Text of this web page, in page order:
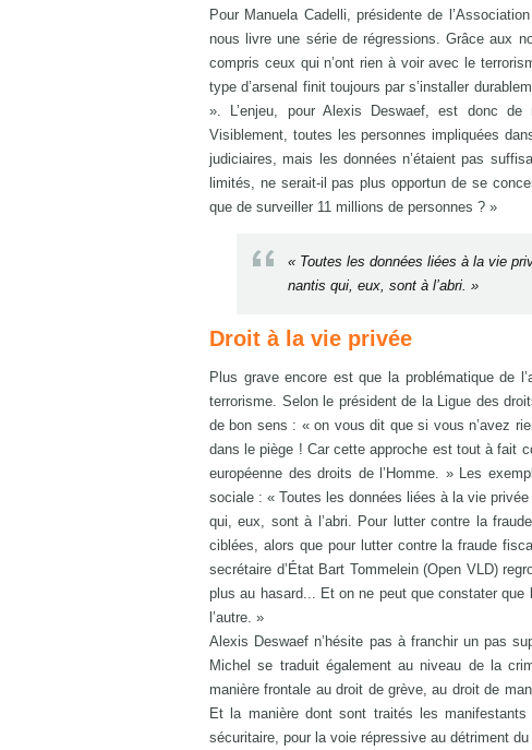
Pour Manuela Cadelli, présidente de
nous livre une série de régressions. Grâce aux
compris ceux qui n’ont rien à voir avec le
type d’arsenal finit toujours par s’installer
». L’enjeu, pour Alexis Deswaef, est donc de
Visiblement, toutes les personnes impliquées
judiciaires, mais les données n’étaient pas
limités, ne serait-il pas plus opportun de se
que de surveiller 11 millions de personnes ? »
« Toutes les données liées à la vie
nantis qui, eux, sont à l’abri. »
Droit à la vie privée
Plus grave encore est que la problématique de
terrorisme. Selon le président de la Ligue des
de bon sens : « on vous dit que si vous n’avez
dans le piège ! Car cette approche est tout à fait
européenne des droits de l’Homme. » Les
sociale : « Toutes les données liées à la vie
qui, eux, sont à l’abri. Pour lutter contre la
ciblées, alors que pour lutter contre la fraude
secrétaire d’État Bart Tommelein (Open VLD)
plus au hasard... Et on ne peut que constater
l’autre. »
Alexis Deswaef n’hésite pas à franchir un pas
Michel se traduit également au niveau de la
manière frontale au droit de grève, au droit de
Et la manière dont sont traités les
sécuritaire, pour la voie répressive au détriment